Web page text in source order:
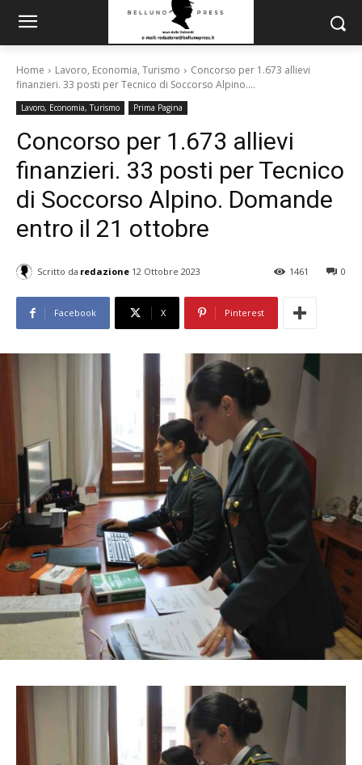
Home Lavoro, Economia, Turismo
Concorso per 1.673 allievi
finanzieri. 33 posti per Tecnico di Soccorso Alpino....
Lavoro, Economia, Turismo Prima Pagina
Concorso per 1.673 allievi
finanzieri. 33 posti per Tecnico
di Soccorso Alpino. Domande
entro il 21 ottobre
Scritto da redazione 12 Ottobre 2023 0
1461
Facebook X Pinterest